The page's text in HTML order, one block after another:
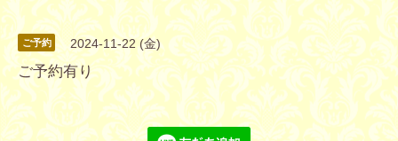
ご予約 2024-11-22 (金)
ご予約有り